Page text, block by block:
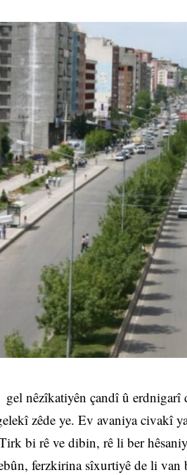
nêzîkatiyên çandî û erdnigarî
zêde ye. Ev avaniya civakî
bi rê ve dibin, rê li ber
ferzkirina sîxurtiyê de li van